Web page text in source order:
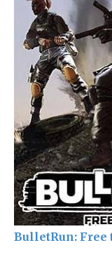
BulletRun: Free